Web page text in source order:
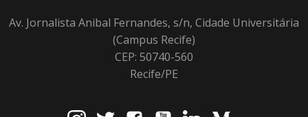
Av. Jornalista Anibal Fernandes, s/n, Cidade Universitária
(Campus Recife)
CEP: 50740-560
Recife/PE